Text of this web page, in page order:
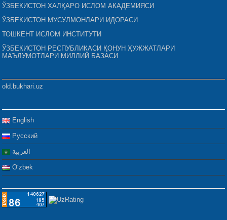
ЎЗБЕКИСТОН ХАЛҚАРО ИСЛОМ АКАДЕМИЯСИ
ЎЗБЕКИСТОН МУСУЛМОНЛАРИ ИДОРАСИ
ТОШКЕНТ ИСЛОМ ИНСТИТУТИ
ЎЗБЕКИСТОН РЕСПУБЛИКАСИ ҚОНУН ҲУЖЖАТЛАРИ
МАЪЛУМОТЛАРИ МИЛЛИЙ БАЗАСИ
old.bukhari.uz
English
Русский
العربية
Oʻzbek